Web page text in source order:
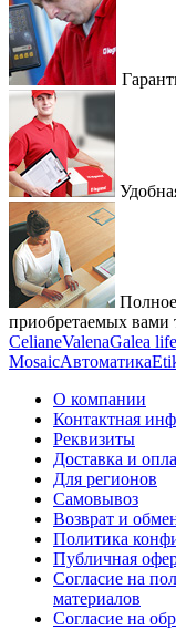
приобретаемых вами
CelianeValenaGalea life
MosaicАвтоматика
О компании
Контактная
Реквизиты
Доставка и
Для регионов
Самовывоз
Возврат и
Политика
Публичная
Согласие на
материалов
Согласие на